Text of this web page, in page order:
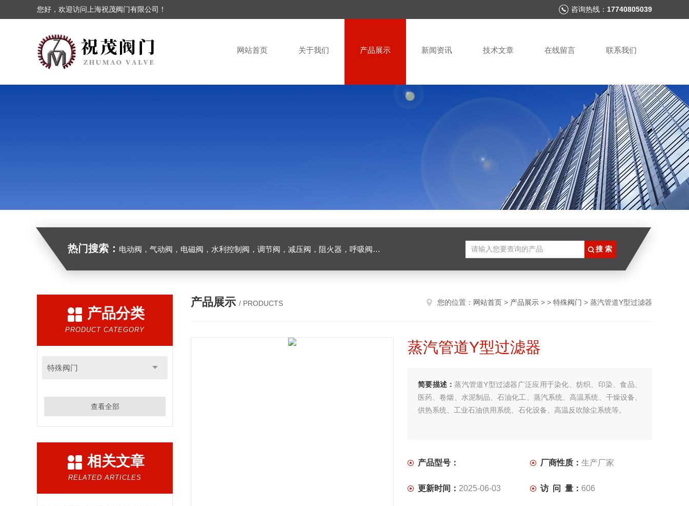
您好，欢迎访问上海祝茂阀门有限公司！ 咨询热线： 17740805039
网站首页 关于我们 产品展示 新闻资讯 技术文章 在线留言 联系我们
热门搜索： 电动阀，气动阀，电磁阀，水利控制阀，调节阀，减压阀，阻火器，呼吸阀，排气阀
产品分类
PRODUCT CATEGORY
特殊阀门
查看全部
相关文章
RELATED ARTICLES
产品展示 / PRODUCTS 您的位置： 网站首页 > 产品展示 > > 特殊阀门 > 蒸汽管道Y型过滤器
蒸汽管道Y型过滤器
简要描述：蒸汽管道Y型过滤器广泛应用于染化、纺织、印染、食品、
医药、卷烟、水泥制品、石油化工、蒸汽系统、高温系统、干燥设备、
供热系统、工业石油供用系统、石化设备、高温反吹除尘系统等。
产品型号： 厂商性质： 生产厂家
更新时间： 2025-06-03 访 问 量： 606